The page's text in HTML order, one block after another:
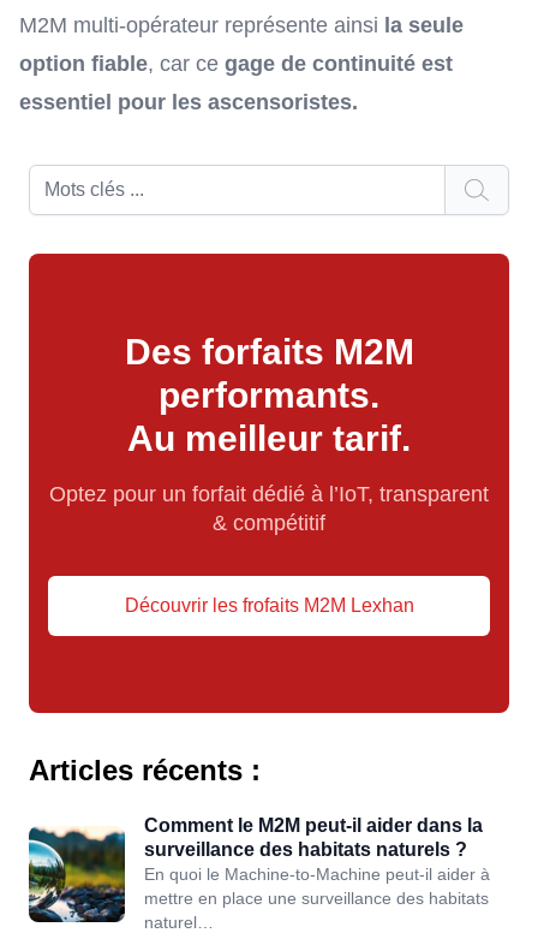
M2M multi-opérateur représente ainsi la seule
option fiable, car ce gage de continuité est
essentiel pour les ascensoristes.
Des forfaits M2M
performants.
Au meilleur tarif.
Optez pour un forfait dédié à l’IoT, transparent
& compétitif
Découvrir les frofaits M2M Lexhan
Articles récents :
Comment le M2M peut-il aider dans la
surveillance des habitats naturels ?
En quoi le Machine-to-Machine peut-il aider à
mettre en place une surveillance des habitats
naturel…